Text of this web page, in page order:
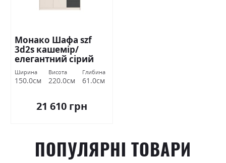
Монако Шафа szf
3d2s кашемір/
елегантний сірий
софттач Гербор
Ширина
150.0см
Висота
220.0см
Глибина
61.0см
21 610 грн
ПОПУЛЯРНІ ТОВАРИ